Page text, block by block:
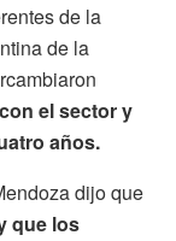
de la
de la
el sector y
años.
dijo que
que los